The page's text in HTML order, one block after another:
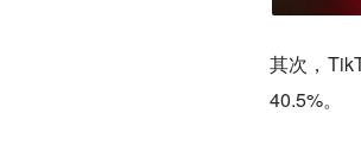
其次，
40.5%。